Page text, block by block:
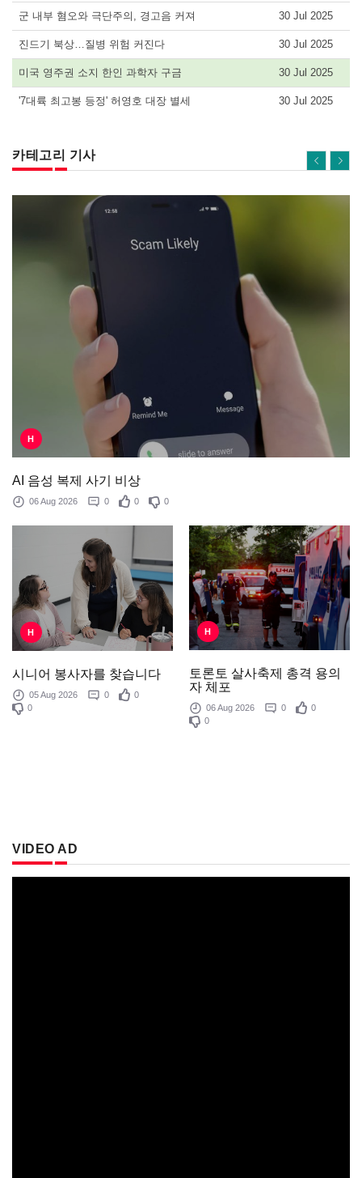
군 내부 혐오와 극단주의, 경고음 커져 30 Jul 2025
진드기 북상…질병 위험 커진다 30 Jul 2025
미국 영주권 소지 한인 과학자 구금 30 Jul 2025
'7대륙 최고봉 등정' 허영호 대장 별세 30 Jul 2025
카테고리 기사
H
AI 음성 복제 사기 비상
06 Aug 2026 0 0 0
H
시니어 봉사자를 찾습니다
05 Aug 2026 0
0
0
H
토론토 살사축제 총격 용의
자 체포
06 Aug 2026 0
0
0
VIDEO AD